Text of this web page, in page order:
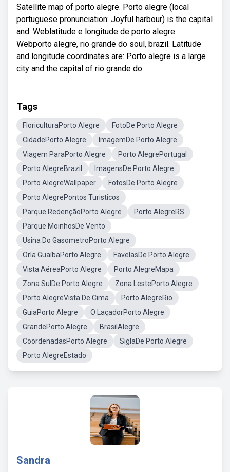
Satellite map of porto alegre. Porto alegre (local
portuguese pronunciation: Joyful harbour) is the capital
and. Weblatitude e longitude de porto alegre.
Webporto alegre, rio grande do soul, brazil. Latitude
and longitude coordinates are: Porto alegre is a large
city and the capital of rio grande do.
Tags
FloriculturaPorto Alegre
FotoDe Porto Alegre
CidadePorto Alegre
ImagemDe Porto Alegre
Viagem ParaPorto Alegre
Porto AlegrePortugal
Porto AlegreBrazil
ImagensDe Porto Alegre
Porto AlegreWallpaper
FotosDe Porto Alegre
Porto AlegrePontos Turisticos
Parque RedençãoPorto Alegre
Porto AlegreRS
Parque MoinhosDe Vento
Usina Do GasometroPorto Alegre
Orla GuaíbaPorto Alegre
FavelasDe Porto Alegre
Vista AéreaPorto Alegre
Porto AlegreMapa
Zona SulDe Porto Alegre
Zona LestePorto Alegre
Porto AlegreVista De Cima
Porto AlegreRio
GuiaPorto Alegre
O LaçadorPorto Alegre
GrandePorto Alegre
BrasilAlegre
CoordenadasPorto Alegre
SiglaDe Porto Alegre
Porto AlegreEstado
Sandra